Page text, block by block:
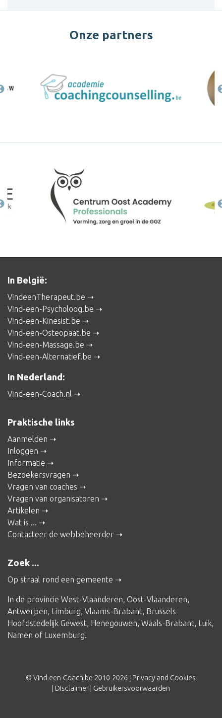
Onze partners
In België:
VindeenTherapeut.be
Vind-een-Psycholoog.be
Vind-een-Kinesist.be
Vind-een-Osteopaat.be
Vind-een-Massage.be
Vind-een-Alternatief.be
In Nederland:
Vind-een-Coach.nl
Praktische links
Aanmelden
Inloggen
Informatie
Bezoekersvragen
Vragen van coaches
Vragen van organisatoren
Artikelen
Wat is ...
Contacteer de webbeheerder
Zoek ...
Op straal rond een gemeente
In de provincie West-Vlaanderen, Oost-Vlaanderen,
Antwerpen, Limburg, Vlaams-Brabant, Brussels
Hoofdstedelijk Gewest, Henegouwen, Waals-Brabant, Luik,
Namen of Luxemburg.
© Vind-een-Coach.be 2010-2026 | Privacy and Cookies
Disclaimer| Gebruikersvoorwaarden